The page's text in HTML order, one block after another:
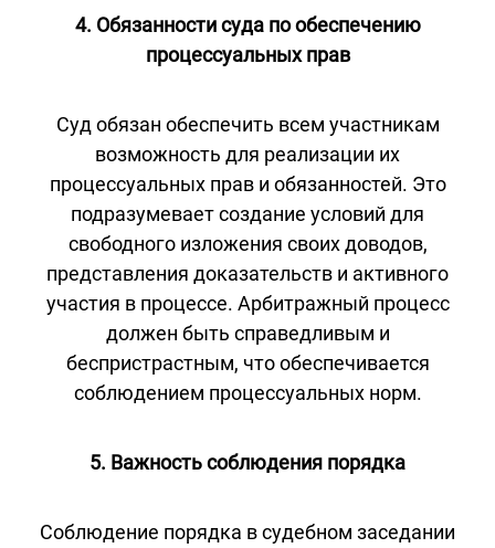
4. Обязанности суда по обеспечению
процессуальных прав
Суд обязан обеспечить всем участникам
возможность для реализации их
процессуальных прав и обязанностей. Это
подразумевает создание условий для
свободного изложения своих доводов,
представления доказательств и активного
участия в процессе. Арбитражный процесс
должен быть справедливым и
беспристрастным, что обеспечивается
соблюдением процессуальных норм.
5. Важность соблюдения порядка
Соблюдение порядка в судебном заседании